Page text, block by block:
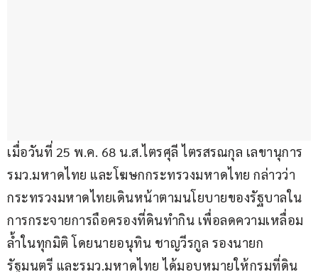
เมื่อวันที่ 25 พ.ค. 68 น.ส.ไตรศุลี ไตรสรณกุล เลขานุการ
รมว.มหาดไทย และโฆษกกระทรวงมหาดไทย กล่าวว่า
กระทรวงมหาดไทยเดินหน้าตามนโยบายของรัฐบาลใน
การกระจายการถือครองที่ดินทำกิน เพื่อลดความเหลื่อม
ล้ำในทุกมิติ โดยนายอนุทิน ชาญวีรกูล รองนายก
รัฐมนตรี และรมว.มหาดไทย ได้มอบหมายให้กรมที่ดิน